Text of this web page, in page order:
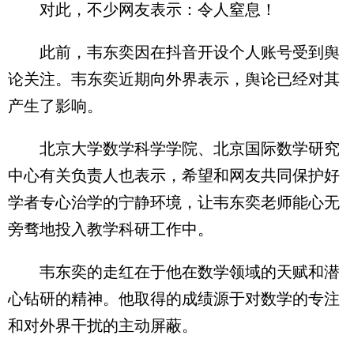
对此，不少网友表示：令人窒息！
此前，韦东奕因在抖音开设个人账号受到舆
论关注。韦东奕近期向外界表示，舆论已经对其
产生了影响。
北京大学数学科学学院、北京国际数学研究
中心有关负责人也表示，希望和网友共同保护好
学者专心治学的宁静环境，让韦东奕老师能心无
旁骛地投入教学科研工作中。
韦东奕的走红在于他在数学领域的天赋和潜
心钻研的精神。他取得的成绩源于对数学的专注
和对外界干扰的主动屏蔽。